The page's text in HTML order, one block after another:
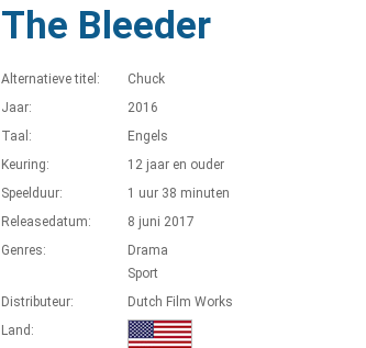
The Bleeder
Alternatieve titel:
Chuck
Jaar:
2016
Taal:
Engels
Keuring:
12 jaar en ouder
Speelduur:
1 uur 38 minuten
Releasedatum:
8 juni 2017
Genres:
Drama
Sport
Distributeur:
Dutch Film Works
Land: